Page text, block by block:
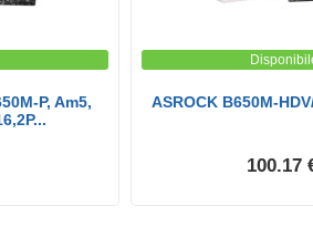
P, Am5,
ASROCK B650M-
100.17